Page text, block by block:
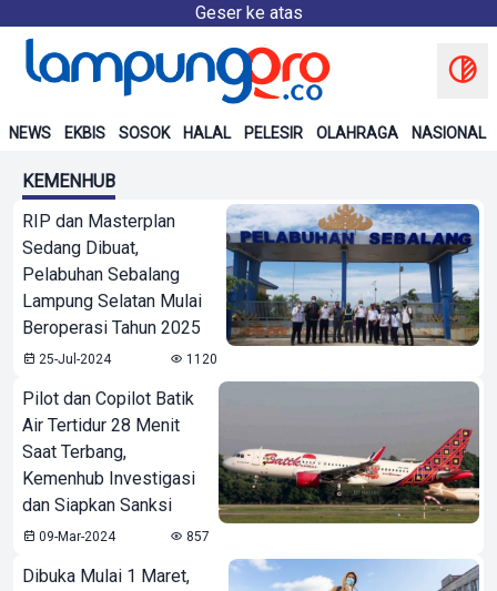
Geser ke atas
NEWS EKBIS SOSOK HALAL PELESIR OLAHRAGA NASIONAL
KEMENHUB
RIP dan Masterplan
Sedang Dibuat,
Pelabuhan Sebalang
Lampung Selatan Mulai
Beroperasi Tahun 2025
25-Jul-2024 1120
Pilot dan Copilot Batik
Air Tertidur 28 Menit
Saat Terbang,
Kemenhub Investigasi
dan Siapkan Sanksi
09-Mar-2024 857
Dibuka Mulai 1 Maret,